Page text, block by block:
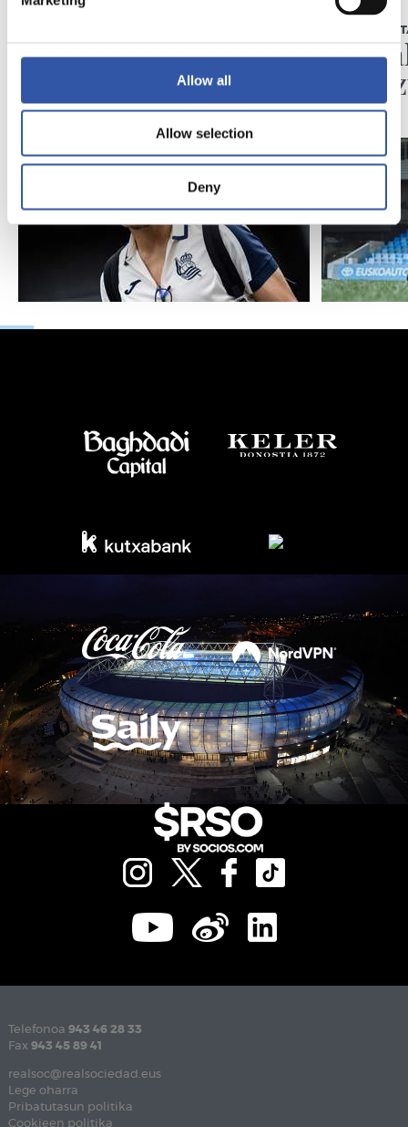
Allow all
Allow selection
Deny
2026/08/07
Neurketa bikoitza
2026/08/05
du
Telefonoa 943 46 28 33
Fax 943 45 89 41
realsoc@realsociedad.eus
Lege oharra
Pribatutasun politika
Cookieen politika